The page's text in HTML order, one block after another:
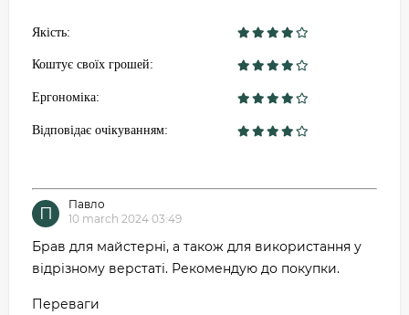
Якість:
Коштує своїх грошей:
Ергономіка:
Відповідає очікуванням:
П
Павло
10 march 2024 03:49
Брав для майстерні, а також для використання у
відрізному верстаті. Рекомендую до покупки.
Переваги